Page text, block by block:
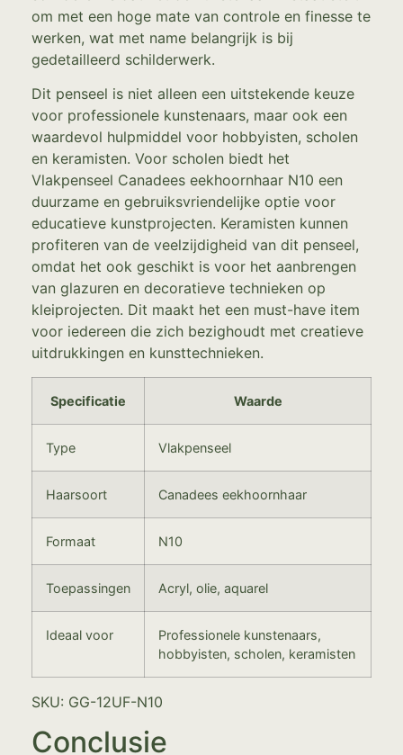
om met een hoge mate van controle en finesse te
werken, wat met name belangrijk is bij
gedetailleerd schilderwerk.
Dit penseel is niet alleen een uitstekende keuze
voor professionele kunstenaars, maar ook een
waardevol hulpmiddel voor hobbyisten, scholen
en keramisten. Voor scholen biedt het
Vlakpenseel Canadees eekhoornhaar N10 een
duurzame en gebruiksvriendelijke optie voor
educatieve kunstprojecten. Keramisten kunnen
profiteren van de veelzijdigheid van dit penseel,
omdat het ook geschikt is voor het aanbrengen
van glazuren en decoratieve technieken op
kleiprojecten. Dit maakt het een must-have item
voor iedereen die zich bezighoudt met creatieve
uitdrukkingen en kunsttechnieken.
Specificatie Waarde
Type Vlakpenseel
Haarsoort Canadees eekhoornhaar
Formaat N10
Toepassingen Acryl, olie, aquarel
Ideaal voor
Professionele kunstenaars,
hobbyisten, scholen, keramisten
SKU: GG-12UF-N10
Conclusie